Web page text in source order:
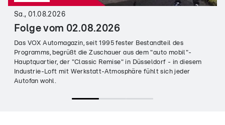
Sa., 01.08.2026
Folge vom 02.08.2026
Das VOX Automagazin, seit 1995 fester Bestandteil des
Programms, begrüßt die Zuschauer aus dem "auto mobil"-
Hauptquartier, der "Classic Remise" in Düsseldorf - in diesem
Industrie-Loft mit Werkstatt-Atmosphäre fühlt sich jeder
Autofan wohl.